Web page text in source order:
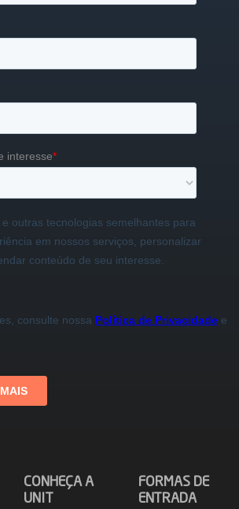
CONHEÇA A
UNIT
FORMAS DE
ENTRADA